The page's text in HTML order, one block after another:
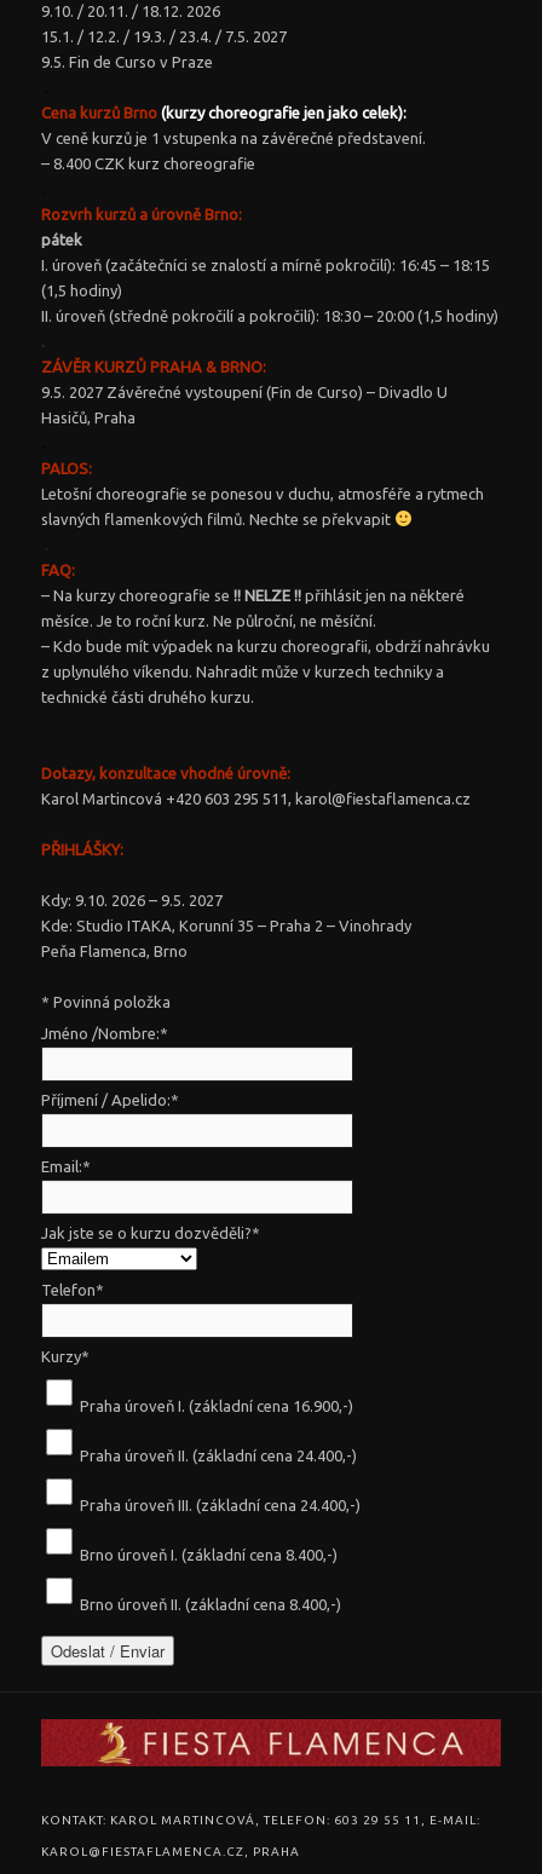
9.10. / 20.11. / 18.12. 2026
15.1. / 12.2. / 19.3. / 23.4. / 7.5. 2027
9.5. Fin de Curso v Praze
Cena kurzů Brno(kurzy choreografie jen jako celek):
V ceně kurzů je 1 vstupenka na závěrečné představení.
– 8.400 CZK kurz choreografie
Rozvrh kurzů a úrovně Brno:
pátek
I. úroveň (začátečníci se znalostí a mírně pokročilí): 16:45 – 18:15
(1,5 hodiny)
II. úroveň (středně pokročilí a pokročilí): 18:30 – 20:00 (1,5 hodiny)
.
ZÁVĚR KURZŮ PRAHA & BRNO:
9.5. 2027 Závěrečné vystoupení (Fin de Curso) – Divadlo U
Hasičů, Praha
PALOS:
Letošní choreografie se ponesou v duchu, atmosféře a rytmech
slavných flamenkových filmů. Nechte se překvapit
.
FAQ:
– Na kurzy choreografie se!! NELZE !! přihlásit jen na některé
měsíce. Je to roční kurz. Ne půlroční, ne měsíční.
– Kdo bude mít výpadek na kurzu choreografii, obdrží nahrávku
z uplynulého víkendu. Nahradit může v kurzech techniky a
technické části druhého kurzu.
Dotazy, konzultace vhodné úrovně:
Karol Martincová +420 603 295 511, karol@fiestaflamenca.cz
PŘIHLÁŠKY:
Kdy: 9.10. 2026 – 9.5. 2027
Kde: Studio ITAKA, Korunní 35 – Praha 2 – Vinohrady
Peňa Flamenca, Brno
* Povinná položka
Jméno /Nombre:*
Příjmení / Apelido:*
Email:*
Jak jste se o kurzu dozvěděli?*
Telefon*
Kurzy*
Praha úroveň I. (základní cena 16.900,-)
Praha úroveň II. (základní cena 24.400,-)
Praha úroveň III. (základní cena 24.400,-)
Brno úroveň I. (základní cena 8.400,-)
Brno úroveň II. (základní cena 8.400,-)
KONTAKT: KAROL MARTINCOVÁ, TELEFON: 603 29 55 11, E-MAIL:
KAROL@FIESTAFLAMENCA.CZ, PRAHA